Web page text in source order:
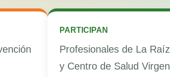
PARTICIPAN
Profesionales de La Raíz
y Centro de Salud Virgen